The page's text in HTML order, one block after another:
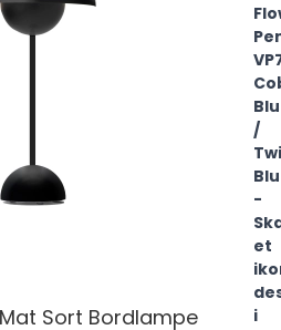
Sort Bordlampe
/
-
et
i